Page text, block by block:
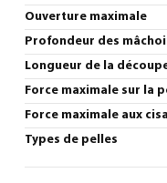
Ouverture maximale
Profondeur des
Longueur de la
Force maximale sur la
Force maximale aux
Types de pelles